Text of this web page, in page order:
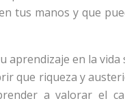
tus manos y que
en la vida
que riqueza y
a valorar el